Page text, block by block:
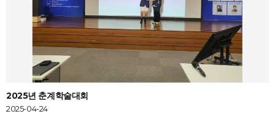
2025년 춘계학술대회
2025-04-24